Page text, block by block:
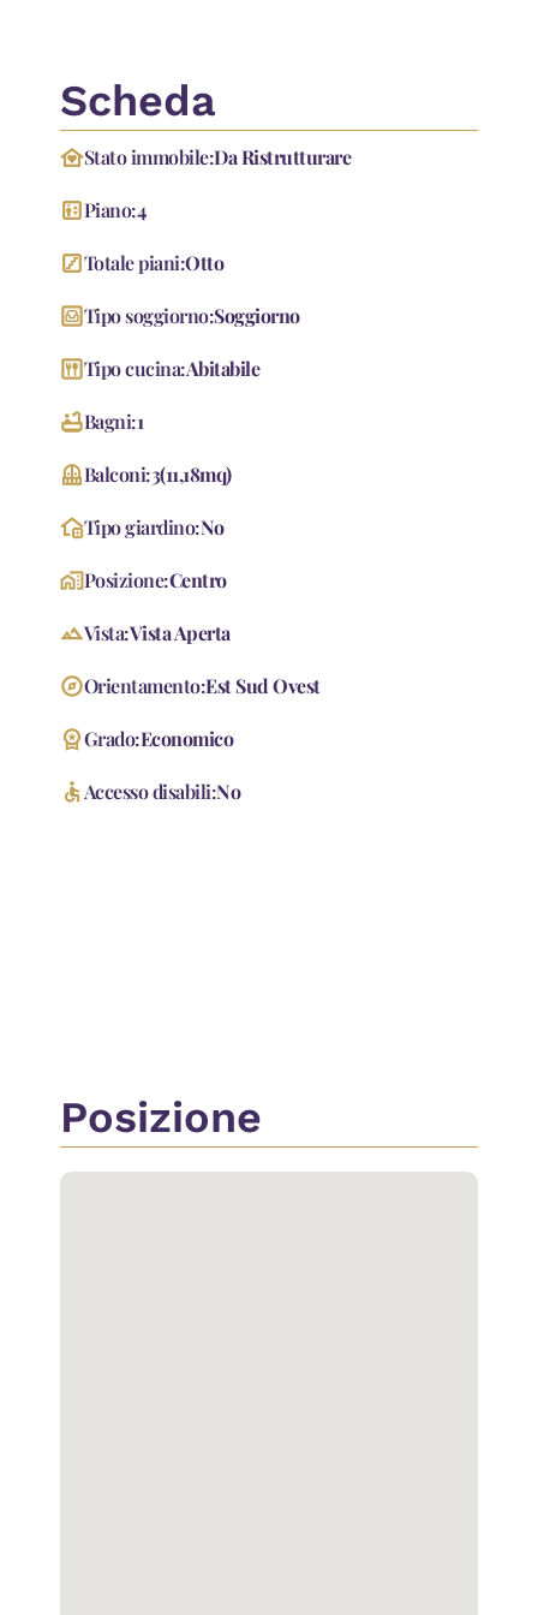
Scheda
family_homeStato immobile:Da Ristrutturare
elevatorPiano:4
stairsTotale piani:Otto
livingTipo soggiorno:Soggiorno
diningTipo cucina:Abitabile
bathtubBagni:1
BalconyBalconi:3(11,18mq)
home_and_gardenTipo giardino:No
home_workPosizione:Centro
landscapeVista:Vista Aperta
exploreOrientamento:Est Sud Ovest
workspace_premiumGrado:Economico
accessible Accesso disabili:No
Posizione